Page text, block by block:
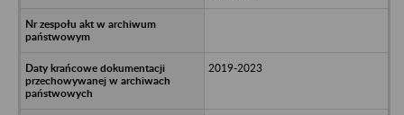
2019-2023